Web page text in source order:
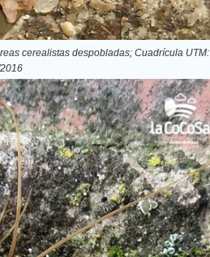
cerealistas despobladas; Cuadrícula UTM: